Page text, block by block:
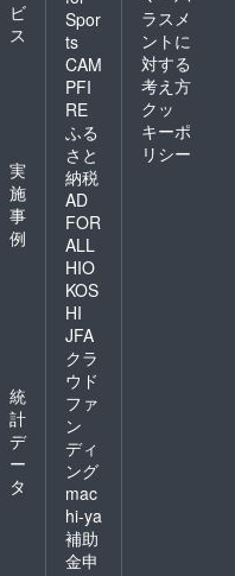
ビ
ス
実
施
事
例
統
計
デ
ー
タ
Spor
ts
CAM
PFI
RE
ふる
さと
納税
AD
FOR
ALL
HIO
KOS
HI
JFA
クラ
ウド
ファ
ン
ディ
ング
mac
hi-ya
補助
金申
ラスメ
ントに
対する
考え方
クッ
キーポ
リシー